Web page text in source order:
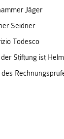
Jäger
Seidner
Todesco
Stiftung ist